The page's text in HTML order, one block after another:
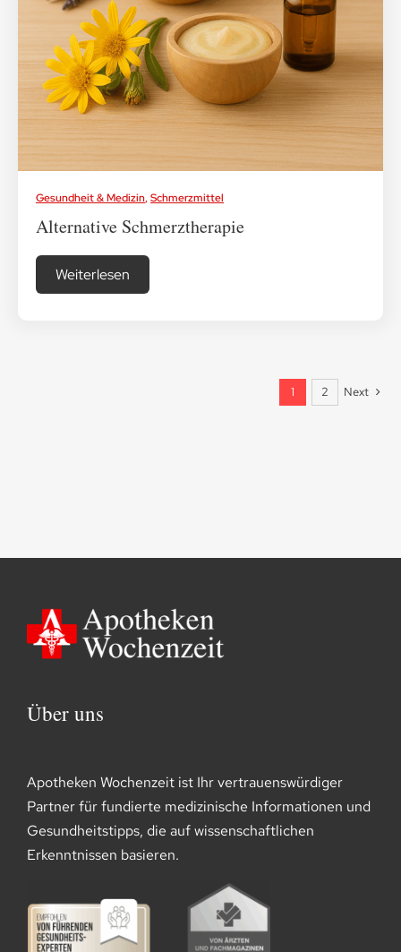
Gesundheit & Medizin,Schmerzmittel
Alternative Schmerztherapie
Weiterlesen
1 2 Next
Über uns
Apotheken Wochenzeit ist Ihr vertrauenswürdiger
Partner für fundierte medizinische Informationen und
Gesundheitstipps, die auf wissenschaftlichen
Erkenntnissen basieren.